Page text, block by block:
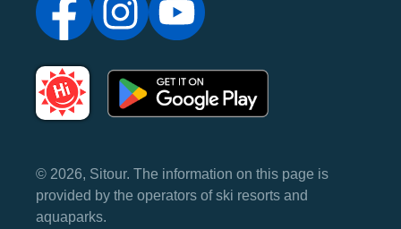
© 2026, Sitour. The information on this page is
provided by the operators of ski resorts and
aquaparks.